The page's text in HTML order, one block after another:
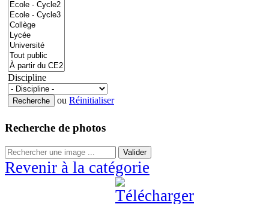
Discipline
ou Réinitialiser
Recherche de photos
Valider
Revenir à la catégorie